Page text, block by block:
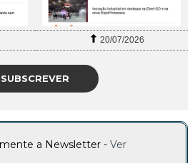
20/07/2026
SUBSCREVER
a Newsletter - Ver